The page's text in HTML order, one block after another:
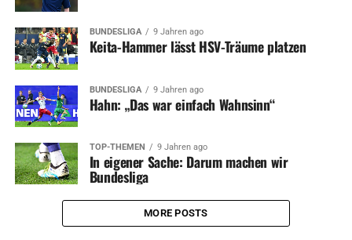
BUNDESLIGA 9 Jahren ago
Keita-Hammer lässt HSV-Träume platzen
BUNDESLIGA 9 Jahren ago
Hahn: „Das war einfach Wahnsinn“
TOP-THEMEN 9 Jahren ago
In eigener Sache: Darum machen wir
Bundesliga
MORE POSTS